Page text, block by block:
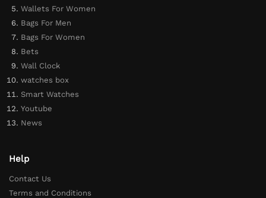
Wallets For Women
Bags For Men
Bags For Women
Bets
Wall Clock
watches box
Smart Watches
Youtube
News
Help
Contact Us
Terms and Conditions